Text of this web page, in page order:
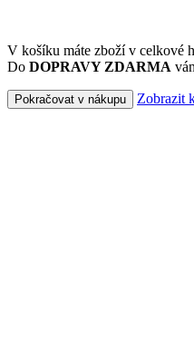
V košíku máte zboží v celkové
Do DOPRAVY ZDARMA
Pokračovat v nákupu Zobrazit